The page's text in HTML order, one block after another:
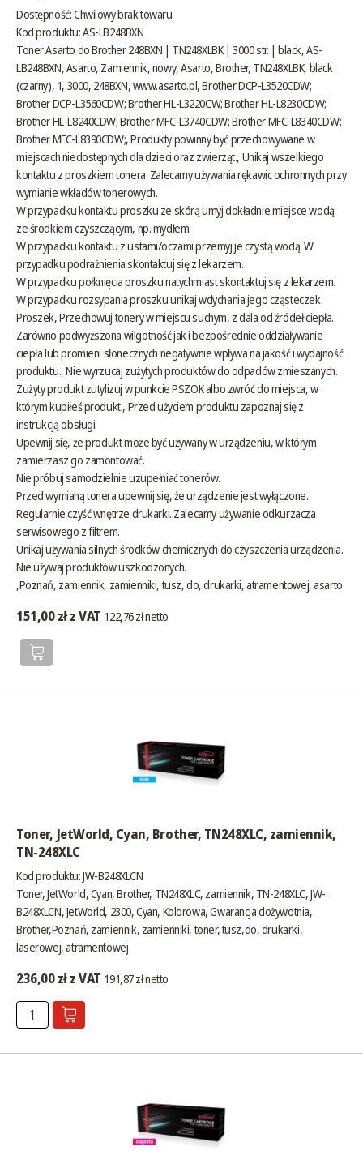
Dostępność:Chwilowy brak towaru
Kod produktu: AS-LB248BXN
Toner Asarto do Brother 248BXN | TN248XLBK | 3000 str. | black, AS-
LB248BXN, Asarto, Zamiennik, nowy, Asarto, Brother, TN248XLBK, black
(czarny), 1, 3000, 248BXN,www.asarto.pl, Brother DCP-L3520CDW;
Brother DCP-L3560CDW; Brother HL-L3220CW; Brother HL-L8230CDW;
Brother HL-L8240CDW; Brother MFC-L3740CDW; Brother MFC-L8340CDW;
Brother MFC-L8390CDW;, Produkty powinny być przechowywane w
miejscach niedostępnych dla dzieci oraz zwierząt., Unikaj wszelkiego
kontaktu z proszkiem tonera. Zalecamy używania rękawic ochronnych przy
wymianie wkładów tonerowych.
W przypadku kontaktu proszku ze skórą umyj dokładnie miejsce wodą
ze środkiem czyszczącym, np. mydłem.
W przypadku kontaktu z ustami/oczami przemyj je czystą wodą. W
przypadku podrażnienia skontaktuj się z lekarzem.
W przypadku połknięcia proszku natychmiast skontaktuj się z lekarzem.
W przypadku rozsypania proszku unikaj wdychania jego cząsteczek.
Proszek, Przechowuj tonery w miejscu suchym, z dala od źródeł ciepła.
Zarówno podwyższona wilgotność jak i bezpośrednie oddziaływanie
ciepła lub promieni słonecznych negatywnie wpływa na jakość i wydajność
produktu., Nie wyrzucaj zużytych produktów do odpadów zmieszanych.
Zużyty produkt zutylizuj w punkcie PSZOK albo zwróć do miejsca, w
którym kupiłeś produkt., Przed użyciem produktu zapoznaj się z
instrukcją obsługi.
Upewnij się, że produkt może być używany w urządzeniu, w którym
zamierzasz go zamontować.
Nie próbuj samodzielnie uzupełniać tonerów.
Przed wymianą tonera upewnij się, że urządzenie jest wyłączone.
Regularnie czyść wnętrze drukarki. Zalecamy używanie odkurzacza
serwisowego z filtrem.
Unikaj używania silnych środków chemicznych do czyszczenia urządzenia.
Nie używaj produktów uszkodzonych.
,Poznań, zamiennik, zamienniki, tusz, do, drukarki, atramentowej, asarto
151,00 zł z VAT 122,76 zł netto
Toner, JetWorld, Cyan, Brother, TN248XLC, zamiennik,
TN-248XLC
Kod produktu: JW-B248XLCN
Toner, JetWorld, Cyan, Brother, TN248XLC, zamiennik, TN-248XLC, JW-
B248XLCN, JetWorld, 2300, Cyan, Kolorowa, Gwarancja dożywotnia,
Brother,Poznań, zamiennik, zamienniki, toner, tusz,do, drukarki,
laserowej, atramentowej
236,00 zł z VAT 191,87 zł netto